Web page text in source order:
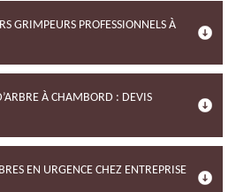
GRIMPEURS PROFESSIONNELS À
À CHAMBORD : DEVIS
EN URGENCE CHEZ ENTREPRISE